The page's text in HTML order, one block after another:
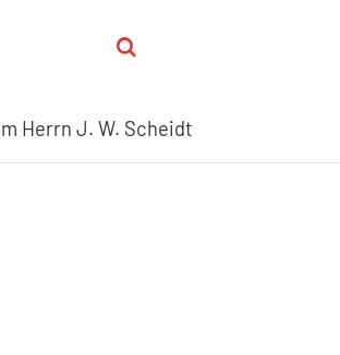
Herrn J. W. Scheidt